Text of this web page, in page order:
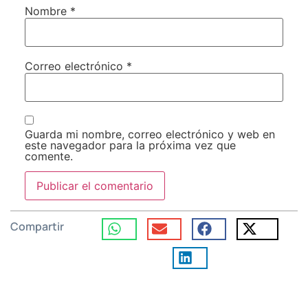
Nombre *
Correo electrónico *
Guarda mi nombre, correo electrónico y web en
este navegador para la próxima vez que
comente.
Compartir